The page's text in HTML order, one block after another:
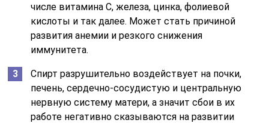
числе витамина С, железа, цинка, фолиевой
кислоты и так далее. Может стать причиной
развития анемии и резкого снижения
иммунитета.
Спирт разрушительно воздействует на почки,
печень, сердечно-сосудистую и центральную
нервную систему матери, а значит сбои в их
работе негативно сказываются на развитии